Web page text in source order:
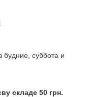
суббота и
складе 50 грн.